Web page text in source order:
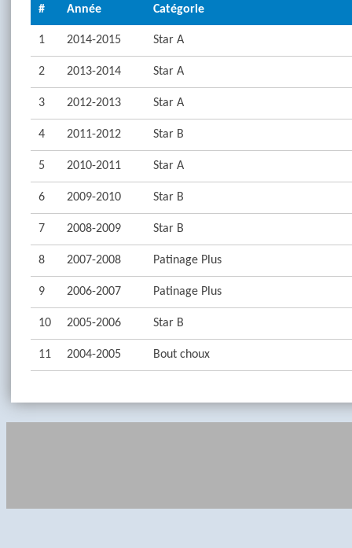
# Année Catégorie
1 2014-2015 Star A
2 2013-2014 Star A
3 2012-2013 Star A
4 2011-2012 Star B
5 2010-2011 Star A
6 2009-2010 Star B
7 2008-2009 Star B
8 2007-2008 Patinage Plus
9 2006-2007 Patinage Plus
10 2005-2006 Star B
11 2004-2005 Bout choux